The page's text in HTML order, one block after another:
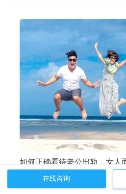
如何正确看待老公出轨，女人
任何一对夫妻都希望拥有幸福美好的婚姻，能够
有本难念的经。在现实生活中，由于社会的复杂
在线咨询